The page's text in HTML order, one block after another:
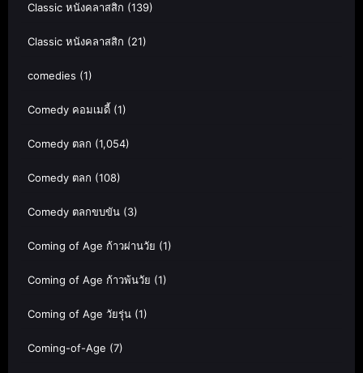
Classic หนังคลาสสิก (139)
Classic หนังคลาสสิก (21)
comedies (1)
Comedy คอมเมดี้ (1)
Comedy ตลก (1,054)
Comedy ตลก (108)
Comedy ตลกขบขัน (3)
Coming of Age ก้าวผ่านวัย (1)
Coming of Age ก้าวพ้นวัย (1)
Coming of Age วัยรุ่น (1)
Coming-of-Age (7)